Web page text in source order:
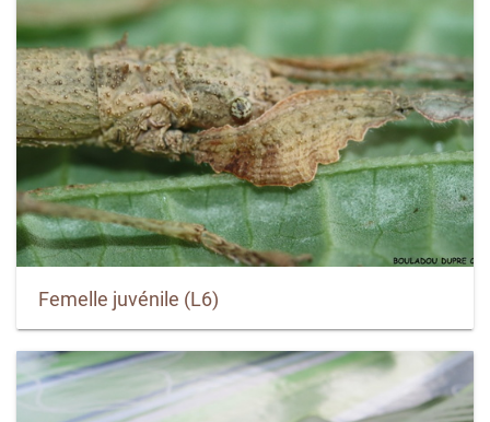
Femelle juvénile (L6)